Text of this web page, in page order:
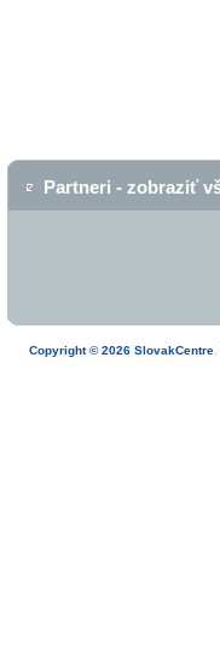
Partneri - zobraziť
Copyright © 2026 SlovakCentre.